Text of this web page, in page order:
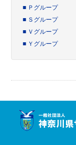
■ Ｐグループ
■ Ｓグループ
■ Ｖグループ
■ Ｙグループ